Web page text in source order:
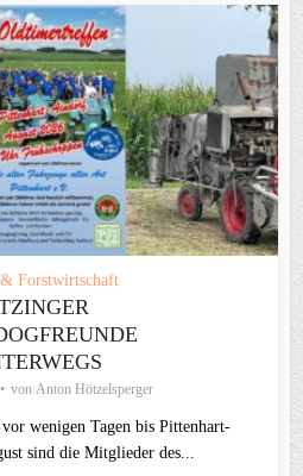
Forstwirtschaft
von Anton Hötzelsperger
wenigen Tagen bis Pittenhart-
sind die Mitglieder des...